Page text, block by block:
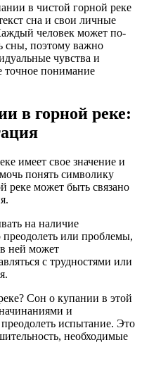
в чистой горной реке
сна и свои личные
человек может по-
сны, поэтому важно
чувства и
точное понимание
в горной реке:
имеет свое значение и
понять символику
реке может быть связано
на наличие
или проблемы,
ней может
с трудностями или
Сон о купании в этой
и
испытание. Это
необходимые